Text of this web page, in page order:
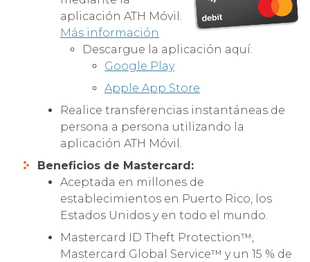
aplicación ATH Móvil.
Más información
Descargue la aplicación aquí:
Google Play
Apple App Store
Realice transferencias instantáneas de
persona a persona utilizando la
aplicación ATH Móvil.
Beneficios de Mastercard:
Aceptada en millones de
establecimientos en Puerto Rico, los
Estados Unidos y en todo el mundo.
Mastercard ID Theft Protection™,
Mastercard Global Service™ y un 15 % de